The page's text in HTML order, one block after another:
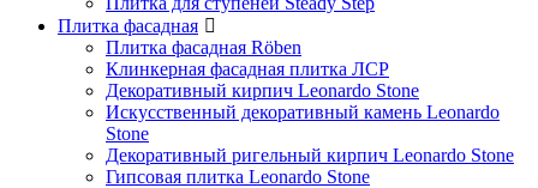
Плитка фасадная
Плитка фасадная Röben
Клинкерная фасадная плитка ЛСР
Декоративный кирпич Leonardo Stone
Искусственный декоративный камень Leonardo
Stone
Декоративный ригельный кирпич Leonardo Stone
Гипсовая плитка Leonardo Stone